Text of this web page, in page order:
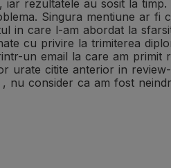
iar rezultatele au sosit la timp.
Singura mentiune ar fi
in care l-am abordat la
cu privire la trimiterea
un email la care am primit
urate citite anterior in
nu consider ca am fost